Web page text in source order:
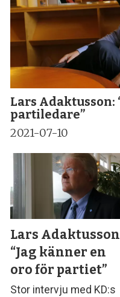
Lars Adaktusson:
partiledare”
2021-07-10
Lars
“Jag känner en
oro för partiet”
Stor intervju med KD:s